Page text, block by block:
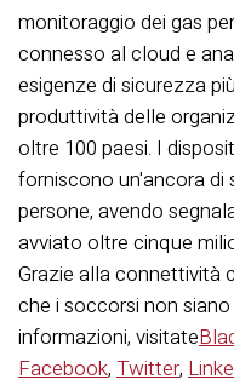
monitoraggio dei gas
connesso al cloud e
esigenze di sicurezza
produttività delle
oltre 100 paesi. I
forniscono un'ancora di
persone, avendo
avviato oltre cinque
Grazie alla connettività
che i soccorsi non
informazioni, visitate
Facebook, Twitter,